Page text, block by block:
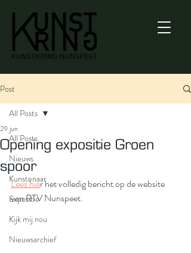
Post
All Posts
Nieuws
Kunstenaar
Expositie
Kijk mij nou
Nieuwsarchief
All Posts
Opening expositie Groen
spoor
29 jun
Lees hier het volledig bericht op de website
van RTV Nunspeet.